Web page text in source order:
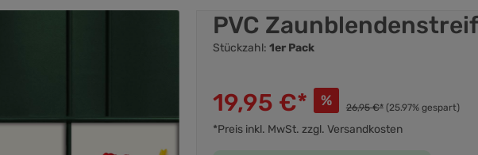
PVC
Stückzahl: 1er Pack
19,95 €* % 26,95 €* (25.97% gespart)
*Preis inkl. MwSt. zzgl. Versandkosten